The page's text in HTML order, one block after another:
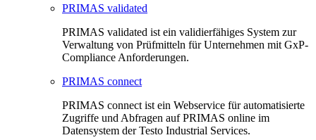
PRIMAS validated
PRIMAS validated ist ein validierfähiges System zur
Verwaltung von Prüfmitteln für Unternehmen mit GxP-
Compliance Anforderungen.
PRIMAS connect
PRIMAS connect ist ein Webservice für automatisierte
Zugriffe und Abfragen auf PRIMAS online im
Datensystem der Testo Industrial Services.